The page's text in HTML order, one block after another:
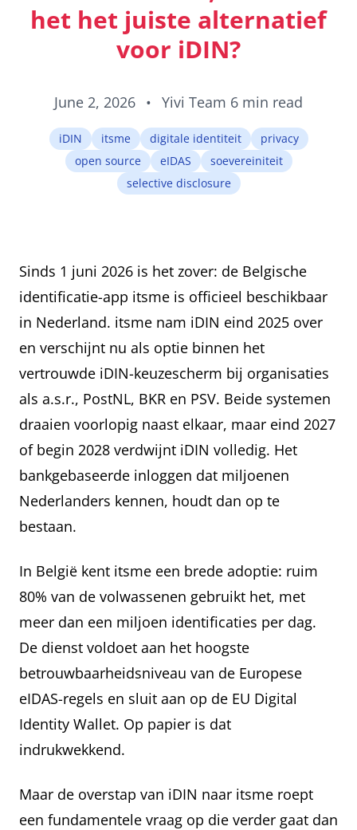
elk land dat
ICAO-
het het juiste alternatief
voor iDIN?
June 2, 2026 • Yivi Team 6 min read
iDIN itsme digitale identiteit
privacy
open source
eIDAS
soevereiniteit
selective disclosure
Sinds 1 juni 2026 is het zover: de Belgische
identificatie-app itsme is officieel beschikbaar
in Nederland. itsme nam iDIN eind 2025 over
en verschijnt nu als optie binnen het
vertrouwde iDIN-keuzescherm bij organisaties
als a.s.r., PostNL, BKR en PSV. Beide systemen
draaien voorlopig naast elkaar, maar eind 2027
of begin 2028 verdwijnt iDIN volledig. Het
bankgebaseerde inloggen dat miljoenen
Nederlanders kennen, houdt dan op te
bestaan.
In België kent itsme een brede adoptie: ruim
80% van de volwassenen gebruikt het, met
meer dan een miljoen identificaties per dag.
De dienst voldoet aan het hoogste
betrouwbaarheidsniveau van de Europese
eIDAS-regels en sluit aan op de EU Digital
Identity Wallet. Op papier is dat
indrukwekkend.
Maar de overstap van iDIN naar itsme roept
een fundamentele vraag op die verder gaat dan